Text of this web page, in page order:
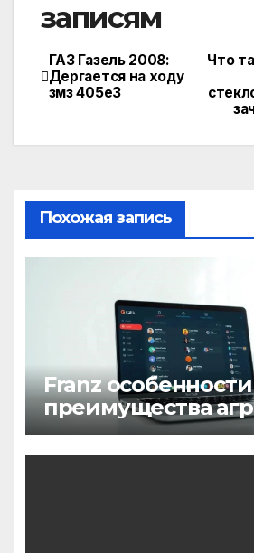
записям
Что
ГАЗ Газель 2008:
Дергается на ходу
змз 405е3
Похожая запись
Franz
преимущества
мессенджеров